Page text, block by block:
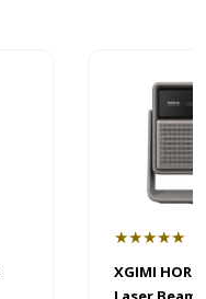
★★★★★
XGIMI